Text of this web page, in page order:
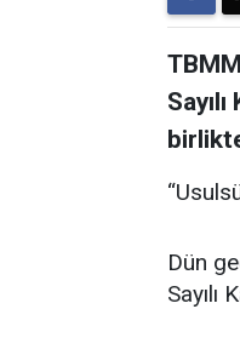
Dün
Sayılı